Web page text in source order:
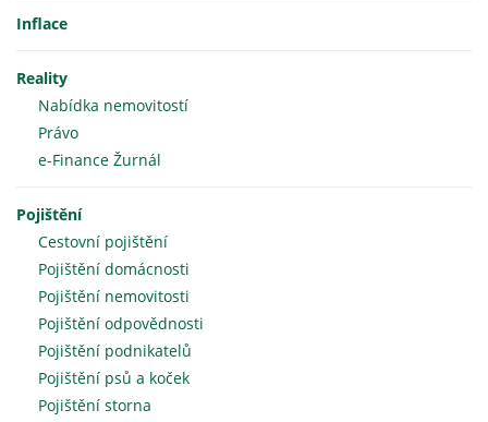
Inflace
Reality
Nabídka nemovitostí
Právo
e-Finance Žurnál
Pojištění
Cestovní pojištění
Pojištění domácnosti
Pojištění nemovitosti
Pojištění odpovědnosti
Pojištění podnikatelů
Pojištění psů a koček
Pojištění storna